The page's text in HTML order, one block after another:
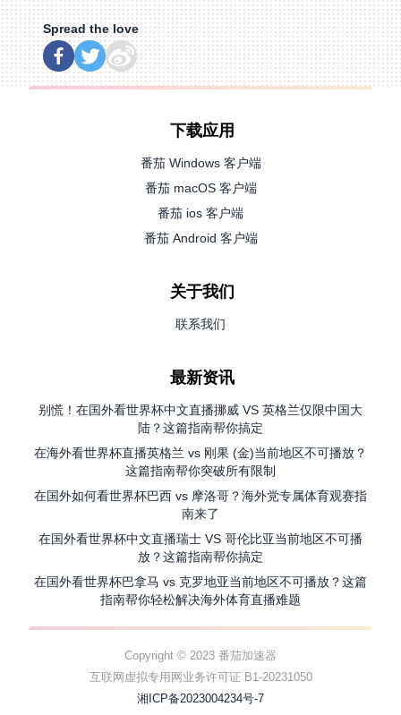
Spread the love
下载应用
番茄 Windows 客户端
番茄 macOS 客户端
番茄 ios 客户端
番茄 Android 客户端
关于我们
联系我们
最新资讯
别慌！在国外看世界杯中文直播挪威 VS 英格兰仅限中国大
陆？这篇指南帮你搞定
在海外看世界杯直播英格兰 vs 刚果 (金)当前地区不可播放？
这篇指南帮你突破所有限制
在国外如何看世界杯巴西 vs 摩洛哥？海外党专属体育观赛指
南来了
在国外看世界杯中文直播瑞士 VS 哥伦比亚当前地区不可播
放？这篇指南帮你搞定
在国外看世界杯巴拿马 vs 克罗地亚当前地区不可播放？这篇
指南帮你轻松解决海外体育直播难题
Copyright © 2023 番茄加速器
互联网虚拟专用网业务许可证 B1-20231050
湘ICP备2023004234号-7